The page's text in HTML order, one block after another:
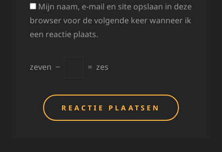
Mijn naam, e-mail en site opslaan in deze
browser voor de volgende keer wanneer ik
een reactie plaats.
zeven − = zes